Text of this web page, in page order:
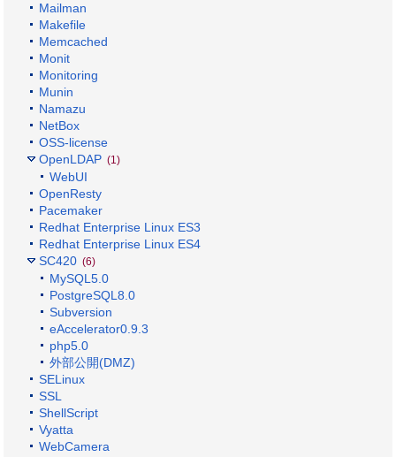
Mailman
Makefile
Memcached
Monit
Monitoring
Munin
Namazu
NetBox
OSS-license
OpenLDAP (1)
WebUI
OpenResty
Pacemaker
Redhat Enterprise Linux ES3
Redhat Enterprise Linux ES4
SC420 (6)
MySQL5.0
PostgreSQL8.0
Subversion
eAccelerator0.9.3
php5.0
外部公開(DMZ)
SELinux
SSL
ShellScript
Vyatta
WebCamera